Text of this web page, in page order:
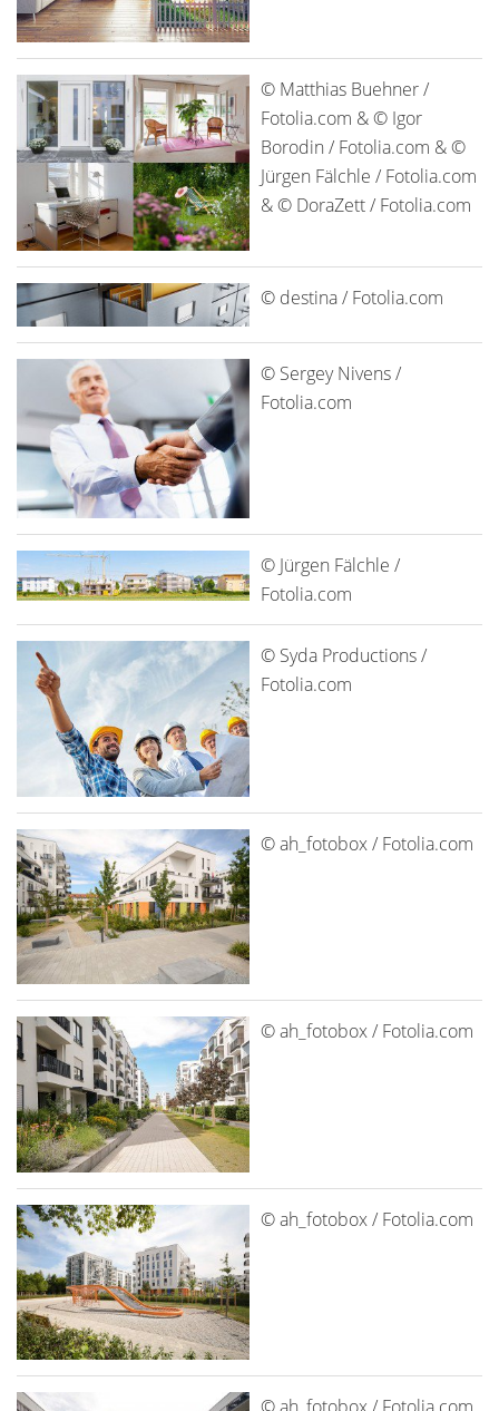
© Matthias Buehner /
Fotolia.com & © Igor
Borodin / Fotolia.com & ©
Jürgen Fälchle / Fotolia.com
& © DoraZett / Fotolia.com
© destina / Fotolia.com
© Sergey Nivens /
Fotolia.com
© Jürgen Fälchle /
Fotolia.com
© Syda Productions /
Fotolia.com
© ah_fotobox / Fotolia.com
© ah_fotobox / Fotolia.com
© ah_fotobox / Fotolia.com